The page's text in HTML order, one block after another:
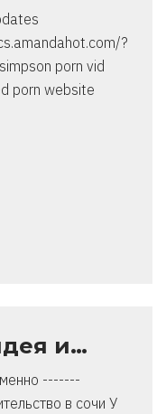
?
porn vid
porn website
и…
-------
в сочи У